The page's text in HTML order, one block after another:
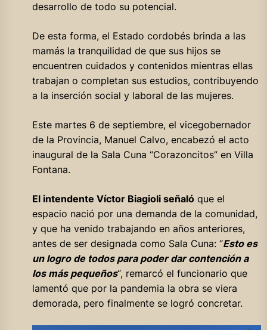
desarrollo de todo su potencial.
De esta forma, el Estado cordobés brinda a las
mamás la tranquilidad de que sus hijos se
encuentren cuidados y contenidos mientras ellas
trabajan o completan sus estudios, contribuyendo
a la inserción social y laboral de las mujeres.
Este martes 6 de septiembre, el vicegobernador
de la Provincia, Manuel Calvo, encabezó el acto
inaugural de la Sala Cuna “Corazoncitos” en Villa
Fontana.
El intendente Víctor Biagioli señalóque el
espacio nació por una demanda de la comunidad,
y que ha venido trabajando en años anteriores,
antes de ser designada como Sala Cuna: “Esto es
un logro de todos para poder dar contención a
los más pequeños“, remarcó el funcionario que
lamentó que por la pandemia la obra se viera
demorada, pero finalmente se logró concretar.